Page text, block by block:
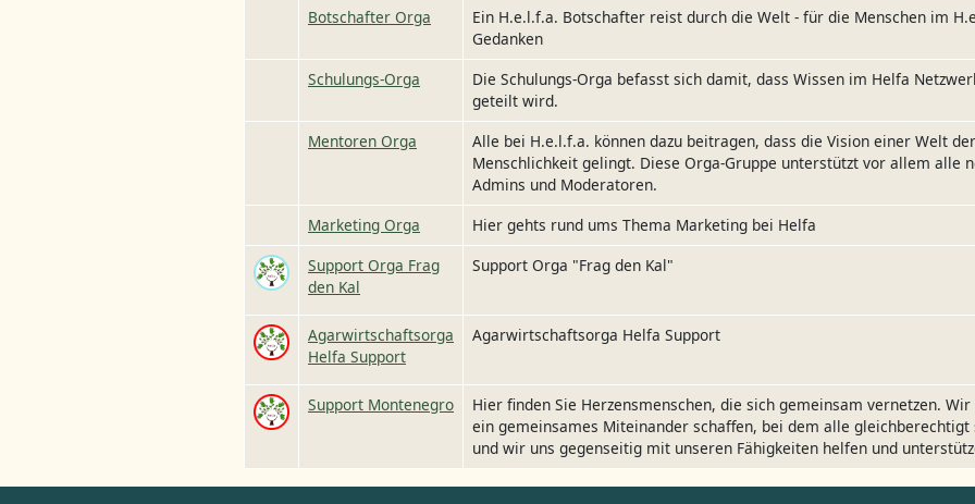
Botschafter Orga
Ein H.e.l.f.a. Botschafter reist durch die Welt - für die Menschen im
Gedanken
Schulungs-Orga
Die Schulungs-Orga befasst sich damit, dass Wissen im Helfa
geteilt wird.
Mentoren Orga
Alle bei H.e.l.f.a. können dazu beitragen, dass die Vision einer Welt der
Menschlichkeit gelingt. Diese Orga-Gruppe unterstützt vor allem alle
Admins und Moderatoren.
Marketing Orga
Hier gehts rund ums Thema Marketing bei Helfa
Image
Support Orga Frag
den Kal
Support Orga "Frag den Kal"
Image
Agarwirtschaftsorga
Helfa Support
Agarwirtschaftsorga Helfa Support
Image Support Montenegro
Hier finden Sie Herzensmenschen, die sich gemeinsam vernetzen.
ein gemeinsames Miteinander schaffen, bei dem alle gleichberechtigt
und wir uns gegenseitig mit unseren Fähigkeiten helfen und